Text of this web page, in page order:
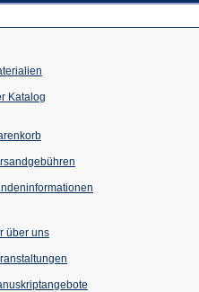
Katalog
über uns
einem